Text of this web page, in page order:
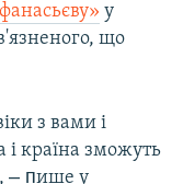
у
що
з вами і
і країна зможуть
– пише у